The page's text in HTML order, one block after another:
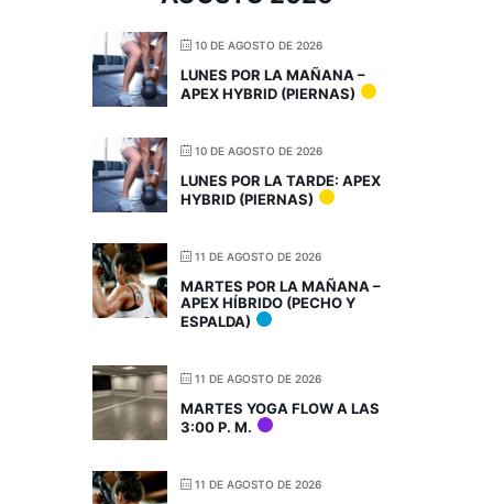
10 DE AGOSTO DE 2026
LUNES POR LA MAÑANA –
APEX HYBRID (PIERNAS)
10 DE AGOSTO DE 2026
LUNES POR LA TARDE: APEX
HYBRID (PIERNAS)
11 DE AGOSTO DE 2026
MARTES POR LA MAÑANA –
APEX HÍBRIDO (PECHO Y
ESPALDA)
11 DE AGOSTO DE 2026
MARTES YOGA FLOW A LAS
3:00 P. M.
11 DE AGOSTO DE 2026